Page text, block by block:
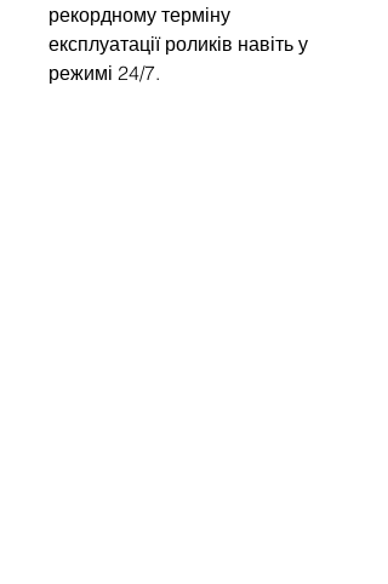
рекордному терміну
експлуатації роликів навіть у
режимі 24/7.